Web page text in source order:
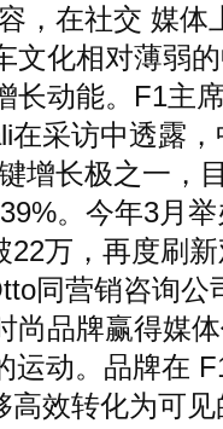
，在社交 媒体
文化相对薄弱
长动能。F1主
在采访中透露
增长极之一，
。今年3月
22万，再度刷
同营销咨询公
尚品牌赢得媒
运动。品牌在
高效转化为可